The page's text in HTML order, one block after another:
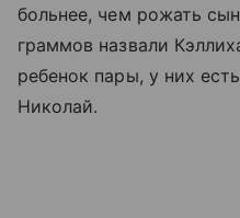
больнее, чем рожать
граммов назвали
ребенок пары, у них
Николай.